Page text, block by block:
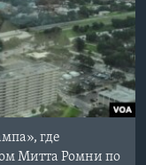
где
Митта Ромни по